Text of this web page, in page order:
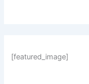
[featured_image]